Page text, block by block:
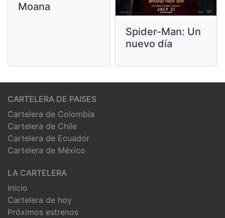
Moana
Spider-Man: Un
nuevo día
CARTELERA DE PAISES
Cartelera de Colombia
Cartelera de Chile
Cartelera de Ecuador
Cartelera de México
LA CARTELERA
Inicio
Cartelera de hoy
Próximos estrenos